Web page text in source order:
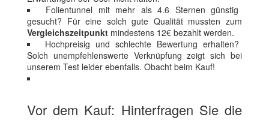
Folientunnel mit mehr als 4.6 Sternen günstig
gesucht? Für eine solch gute Qualität mussten zum
Vergleichszeitpunkt mindestens 12€ bezahlt werden.
Hochpreisig und schlechte Bewertung erhalten?
Solch unempfehlenswerte Verknüpfung zeigt sich bei
unserem Test leider ebenfalls. Obacht beim Kauf!
Vor dem Kauf: Hinterfragen Sie die